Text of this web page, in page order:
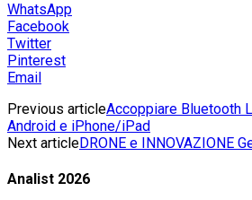
WhatsApp
Facebook
Twitter
Pinterest
Email
Previous articleAccoppiare Bluetooth
Android e iPhone/iPad
Next articleDRONE e INNOVAZIONE
Analist 2026